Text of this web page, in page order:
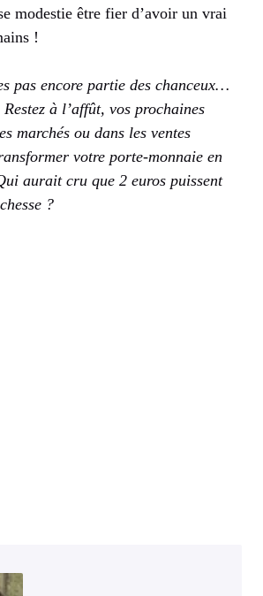
modestie être fier d’avoir un vrai
!
pas encore partie des chanceux…
à l’affût, vos prochaines
marchés ou dans les ventes
votre porte-monnaie en
aurait cru que 2 euros puissent
?